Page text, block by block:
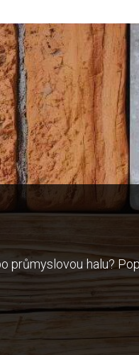
průmyslovou halu?